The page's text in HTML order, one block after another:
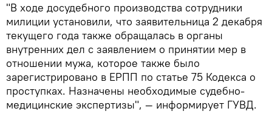
"В ходе досудебного производства сотрудники
милиции установили, что заявительница 2 декабря
текущего года также обращалась в органы
внутренних дел с заявлением о принятии мер в
отношении мужа, которое также было
зарегистрировано в ЕРПП по статье 75 Кодекса о
проступках. Назначены необходимые судебно-
медицинские экспертизы", — информирует ГУВД.